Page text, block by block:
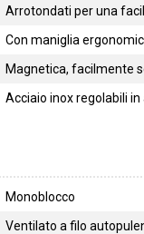
Arrotondati per una
Con maniglia
Magnetica, facilmente
Acciaio inox regolabili
Monoblocco
Ventilato a filo